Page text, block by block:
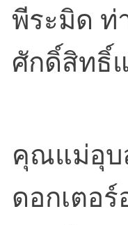
พีระมิด ท่
ศักดิ์สิทธิ์
คุณแม่อุบ
ดอกเตอ